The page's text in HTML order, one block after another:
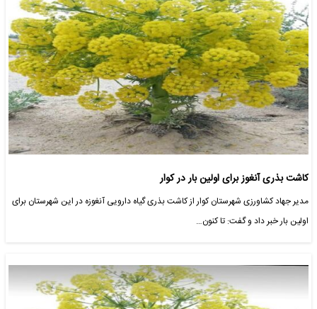
کاشت بذری آنغوز برای اولین بار در کوار
مدیر جهاد کشاورزی شهرستان کوار از کاشت بذری گیاه دارویی آنغوزه در این شهرستان برای
اولین بار خبر داد و گفت: تا کنون…